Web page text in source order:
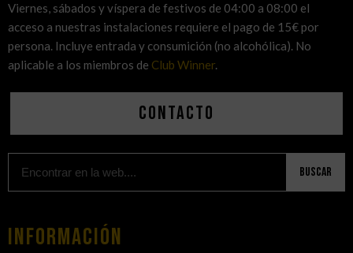
Viernes, sábados y víspera de festivos de 04:00 a 08:00 el
acceso a nuestras instalaciones requiere el pago de 15€ por
persona. Incluye entrada y consumición (no alcohólica). No
aplicable a los miembros de Club Winner.
Contacto
Buscar
Información